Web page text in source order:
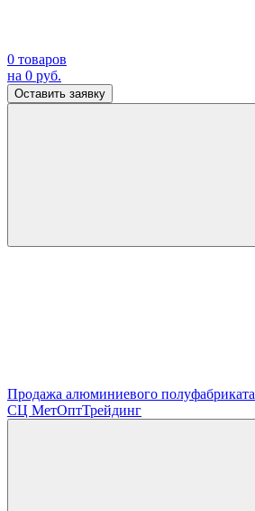
0 товаров
на 0 руб.
Оставить заявку
Продажа алюминиевого полуфабриката
СЦ МетОптТрейдинг